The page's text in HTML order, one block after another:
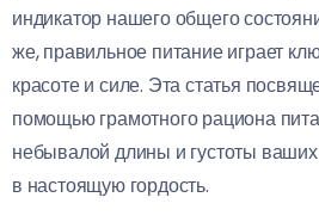
индикатор нашего общего
же, правильное питание играет
красоте и силе. Эта статья
помощью грамотного рациона
небывалой длины и густоты
в настоящую гордость.